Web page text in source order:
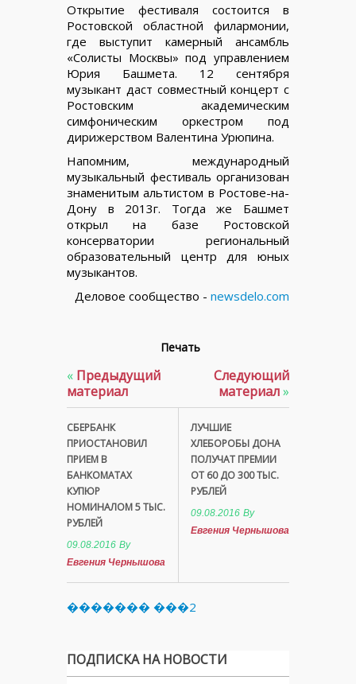
Открытие фестиваля состоится в
Ростовской областной филармонии,
где выступит камерный ансамбль
«Солисты Москвы» под управлением
Юрия Башмета. 12 сентября
музыкант даст совместный концерт с
Ростовским академическим
симфоническим оркестром под
дирижерством Валентина Урюпина.
Напомним, международный
музыкальный фестиваль организован
знаменитым альтистом в Ростове-на-
Дону в 2013г. Тогда же Башмет
открыл на базе Ростовской
консерватории региональный
образовательный центр для юных
музыкантов.
Деловое сообщество - newsdelo.com
Печать
« Предыдущий
материал
СБЕРБАНК
ПРИОСТАНОВИЛ
ПРИЕМ В
БАНКОМАТАХ
КУПЮР
НОМИНАЛОМ 5 ТЫС.
РУБЛЕЙ
09.08.2016 By
Евгения Чернышова
Следующий
материал»
ЛУЧШИЕ
ХЛЕБОРОБЫ ДОНА
ПОЛУЧАТ ПРЕМИИ
ОТ 60 ДО 300 ТЫС.
РУБЛЕЙ
09.08.2016 By
Евгения Чернышова
������� ���2
ПОДПИСКА НА НОВОСТИ